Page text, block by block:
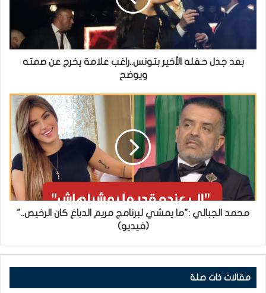
بعد جدل حفله الأخير بتونس..راغب علامة يخرج عن صمته
ويوضح
محمد الجبالي :"ما يمشي لبرنامج مريم الدباغ كان الرخيص.."
(فيديو)
مقالات ذات صلة